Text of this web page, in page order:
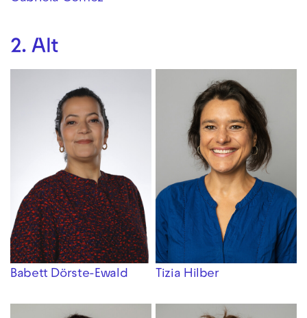
2. Alt
Babett Dörste-Ewald Tizia Hilber